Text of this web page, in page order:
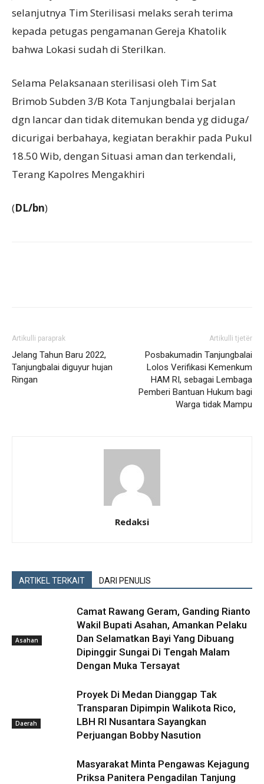
selanjutnya Tim Sterilisasi melaks serah terima
kepada petugas pengamanan Gereja Khatolik
bahwa Lokasi sudah di Sterilkan.
Selama Pelaksanaan sterilisasi oleh Tim Sat
Brimob Subden 3/B Kota Tanjungbalai berjalan
dgn lancar dan tidak ditemukan benda yg diduga/
dicurigai berbahaya, kegiatan berakhir pada Pukul
18.50 Wib, dengan Situasi aman dan terkendali,
Terang Kapolres Mengakhiri
(DL/bn)
Artikulli paraprak
Jelang Tahun Baru 2022,
Tanjungbalai diguyur hujan
Ringan
Artikulli tjetër
Posbakumadin Tanjungbalai
Lolos Verifikasi Kemenkum
HAM RI, sebagai Lembaga
Pemberi Bantuan Hukum bagi
Warga tidak Mampu
Redaksi
ARTIKEL TERKAIT DARI PENULIS
Asahan
Camat Rawang Geram, Ganding Rianto
Wakil Bupati Asahan, Amankan Pelaku
Dan Selamatkan Bayi Yang Dibuang
Dipinggir Sungai Di Tengah Malam
Dengan Muka Tersayat
Daerah
Proyek Di Medan Dianggap Tak
Transparan Dipimpin Walikota Rico,
LBH RI Nusantara Sayangkan
Perjuangan Bobby Nasution
Masyarakat Minta Pengawas Kejagung
Priksa Panitera Pengadilan Tanjung